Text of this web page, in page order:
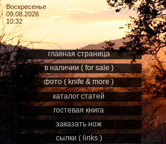
Воскресенье
09.08.2026
10:32
главная страница
в наличии ( for sale )
фото ( knife & more )
каталог статей
гостевая книга
заказать нож
сылки ( links )